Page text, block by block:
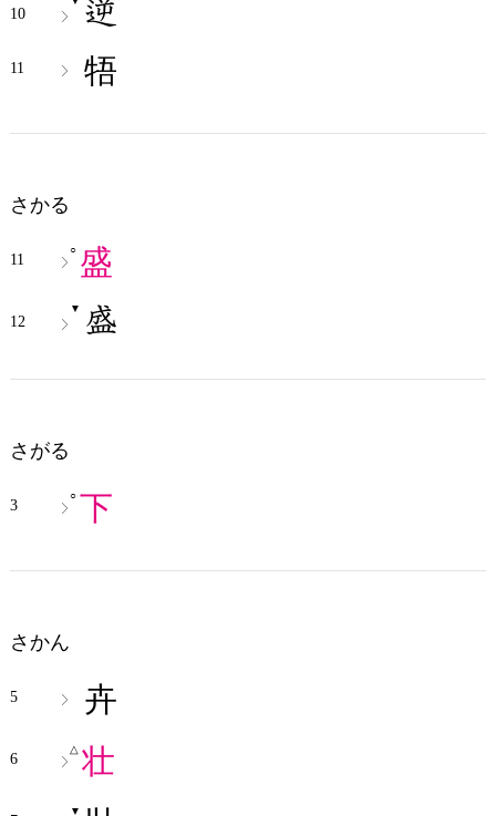
10
11 牾
さかる
11
○ 盛
12
▼
さがる
3
○ 下
さかん
5 卉
6
△ 壮
▼